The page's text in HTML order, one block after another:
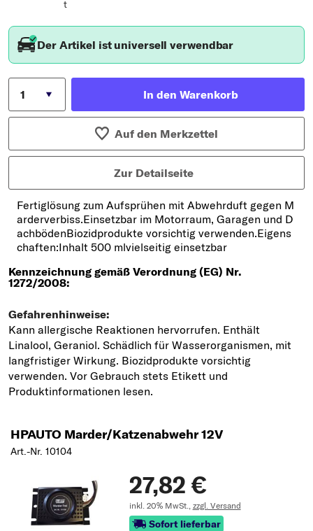
t
Der Artikel ist universell verwendbar
In den Warenkorb
Auf den Merkzettel
Zur Detailseite
Fertiglösung zum Aufsprühen mit Abwehrduft gegen M
arderverbiss.Einsetzbar im Motorraum, Garagen und D
achbödenBiozidprodukte vorsichtig verwenden.Eigens
chaften:Inhalt 500 mlvielseitig einsetzbar
HPAUTO Marder/Katzenabwehr 12V
Art.-Nr. 10104
27,82 €
inkl. 20% MwSt., zzgl. Versand
Sofort lieferbar